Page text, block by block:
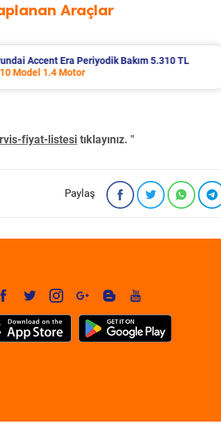
Araçlar
Nissan Micra Periyodik Bakım 6.399 TL
2019 Model 1.2 Motor
fiyat-listesi tıklayınız. "
Paylaş